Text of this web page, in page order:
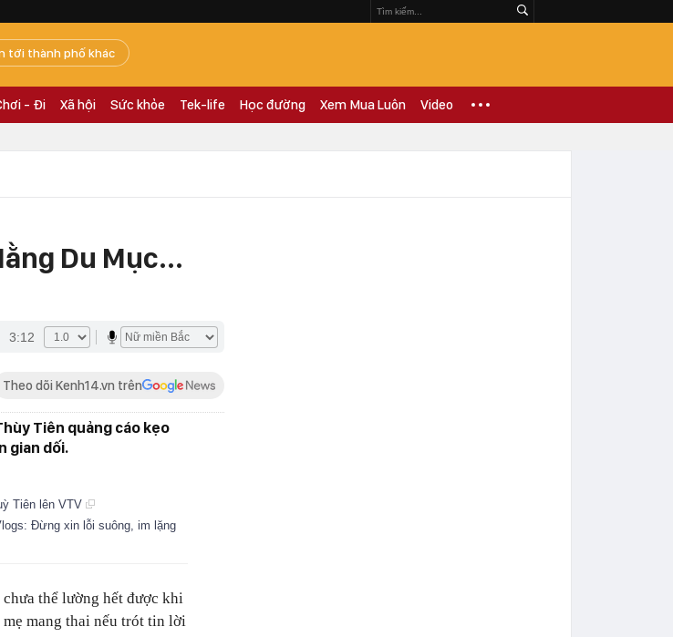
tới thành phố khác
- Đi Xã hội Sức khỏe Tek-life Học đường Xem Mua Luôn Video
Du Mục...
3:12
Theo dõi Kenh14.vn trên
Tiên quảng cáo kẹo
gian dối.
Tiên lên VTV
Đừng xin lỗi suông, im lặng
thể lường hết được khi
mẹ mang thai nếu trót tin lời